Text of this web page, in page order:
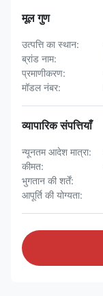
मूल गुण
उत्पत्ति का स्थान:
ब्रांड नाम:
प्रमाणीकरण:
मॉडल नंबर:
व्यापारिक संपत्तियाँ
न्यूनतम आदेश मात्रा:
कीमत:
भुगतान की शर्तें:
आपूर्ति की योग्यता: